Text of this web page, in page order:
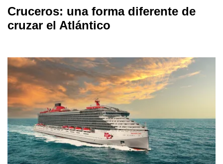
Cruceros: una forma diferente de
cruzar el Atlántico